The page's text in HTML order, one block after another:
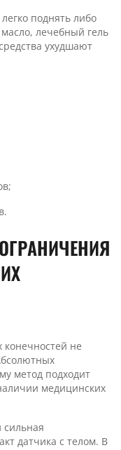
поднять либо
лечебный гель
ухудшают
конечностей не
метод подходит
медицинских
датчика с телом. В